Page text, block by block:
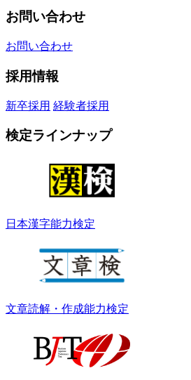
お問い合わせ
お問い合わせ
採用情報
新卒採用 経験者採用
検定ラインナップ
日本漢字能力検定
文章読解・作成能力検定